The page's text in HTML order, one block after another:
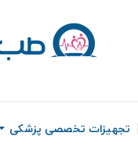
تجهیزات تخصصی پزشکی